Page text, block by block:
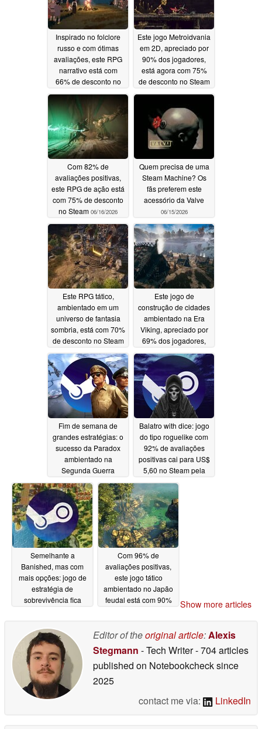
Inspirado no folclore
russo e com ótimas
avaliações, este RPG
narrativo está com
66% de desconto no
Steam06/19/2026
Este jogo Metroidvania
em 2D, apreciado por
90% dos jogadores,
está agora com 75%
de desconto no Steam
06/17/2026
Com 82% de
avaliações positivas,
este RPG de ação está
com 75% de desconto
no Steam 06/16/2026
Quem precisa de uma
Steam Machine? Os
fãs preferem este
acessório da Valve
06/15/2026
Este RPG tático,
ambientado em um
universo de fantasia
sombria, está com 70%
de desconto no Steam
06/15/2026
Este jogo de
construção de cidades
ambientado na Era
Viking, apreciado por
69% dos jogadores,
está com 70% de
desconto no Steam
06/13/2026
Fim de semana de
grandes estratégias: o
sucesso da Paradox
ambientado na
Segunda Guerra
Mundial está
temporariamente
gratuito no Steam
06/12/2026
Balatro with dice: jogo
do tipo roguelike com
92% de avaliações
positivas cai para US$
5,60 no Steam pela
primeira vez
Semelhante a
Banished, mas com
mais opções: jogo de
estratégia de
sobrevivência fica
vez06/12/2026
Com 96% de
avaliações positivas,
este jogo tático
ambientado no Japão
feudal está com 90%
Show more articles
Editor of theoriginal article:Alexis
Stegmann - Tech Writer- 704 articles
published on Notebookchecksince
2025
contact me via:
LinkedIn